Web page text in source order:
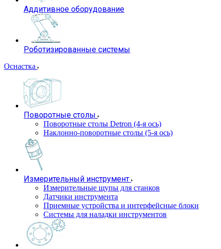
Аддитивное оборудование
Роботизированные системы
Оснастка
Поворотные столы
Поворотные столы Detron (4-я ось)
Наклонно-поворотные столы (5-я ось)
Измерительный инструмент
Измерительные щупы для станков
Датчики инструмента
Приемные устройства и интерфейсные блоки
Системы для наладки инструментов